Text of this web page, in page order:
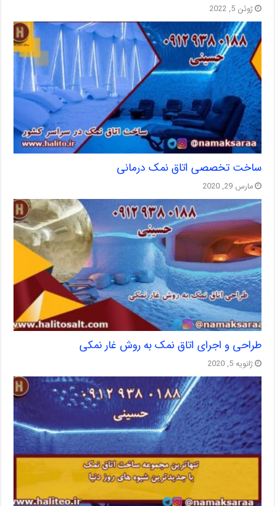
ژوئن 5, 2022
ساخت تخصصی اتاق نمک درمانی
مارس 29, 2020
طراحی و اجرای اتاق نمک به روش غار نمکی
ژانویه 5, 2020